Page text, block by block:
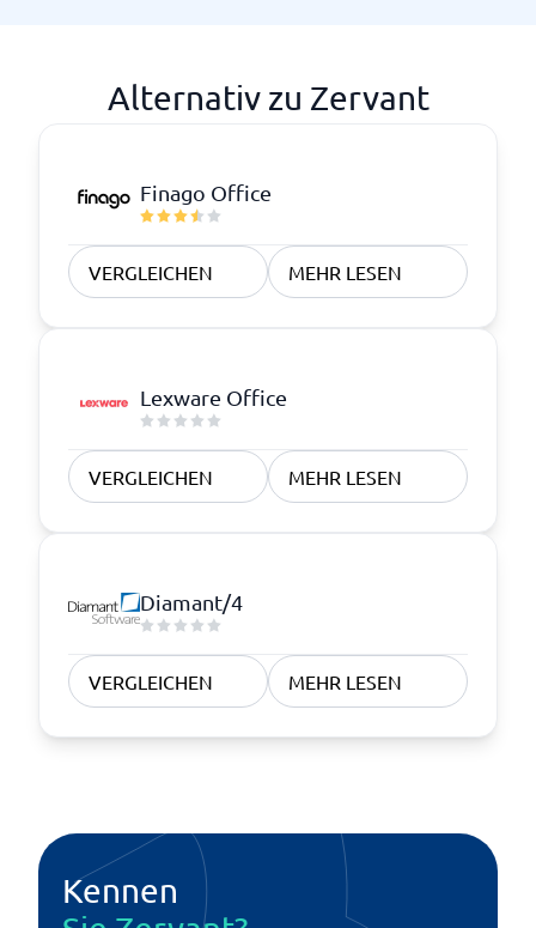
Alternativ zu Zervant
Finago Office
VERGLEICHEN MEHR LESEN
Lexware Office
VERGLEICHEN MEHR LESEN
Diamant/4
VERGLEICHEN MEHR LESEN
Kennen